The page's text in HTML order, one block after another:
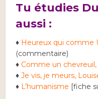
Tu étudies
aussi :
♦ Heureux qui comme
(commentaire)
♦ Comme un chevreuil,
♦Je vis, je meurs,
♦ L’humanisme [fiche